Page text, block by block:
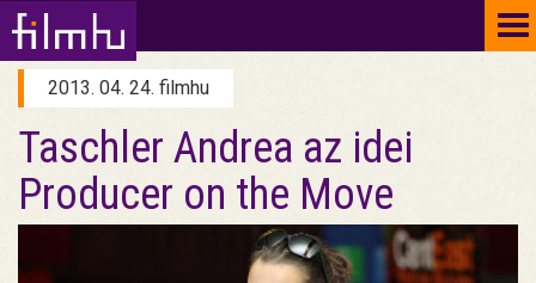
2013. 04. 24. filmhu
Taschler Andrea az idei
Producer on the Move